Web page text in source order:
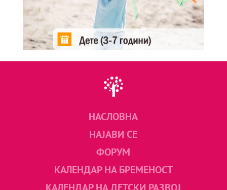
НАСЛОВНА
НАЈАВИ СЕ
ФОРУМ
КАЛЕНДАР НА БРЕМЕНОСТ
КАЛЕНДАР НА ДЕТСКИ РАЗВОЈ